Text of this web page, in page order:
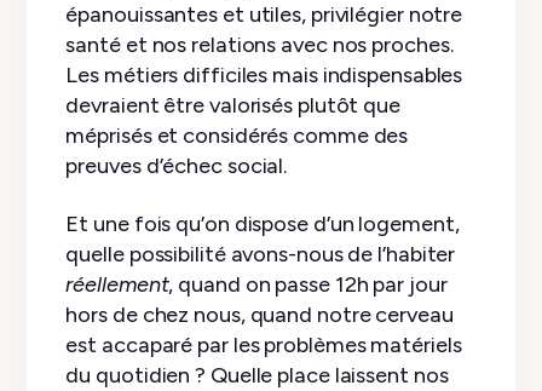
épanouissantes et utiles, privilégier notre
santé et nos relations avec nos proches.
Les métiers difficiles mais indispensables
devraient être valorisés plutôt que
méprisés et considérés comme des
preuves d’échec social.
Et une fois qu’on dispose d’un logement,
quelle possibilité avons-nous de l’habiter
réellement, quand on passe 12h par jour
hors de chez nous, quand notre cerveau
est accaparé par les problèmes matériels
du quotidien ? Quelle place laissent nos